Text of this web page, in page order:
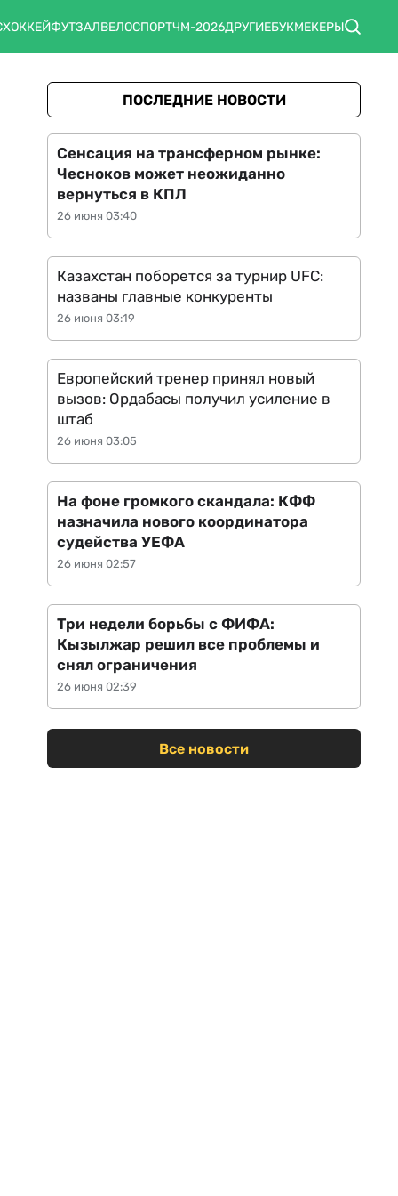
ХОККЕЙФУТЗАЛВЕЛОСПОРТЧМ-2026ДРУГИЕБУКМЕКЕРЫ
ПОСЛЕДНИЕ НОВОСТИ
26 июня 03:40
Сенсация на трансферном рынке:
Чесноков может неожиданно
вернуться в КПЛ
26 июня 03:19
Казахстан поборется за турнир UFC:
названы главные конкуренты
26 июня 03:05
Европейский тренер принял новый
вызов: Ордабасы получил усиление в
штаб
26 июня 02:57
На фоне громкого скандала: КФФ
назначила нового координатора
судейства УЕФА
26 июня 02:39
Три недели борьбы с ФИФА:
Кызылжар решил все проблемы и
снял ограничения
Все новости